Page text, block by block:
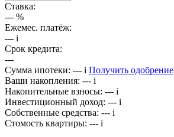
Ставка:
--- %
Ежемес. платёж:
--- i
Срок кредита:
---
Сумма ипотеки: --- i Получить одобрение
Ваши накопления: --- i
Накопительные взносы: --- i
Инвестиционный доход: --- i
Собственные средства: --- i
Стомость квартиры: --- i